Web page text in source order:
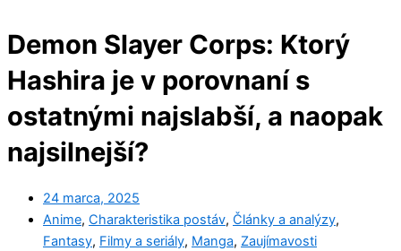
Demon Slayer Corps: Ktorý
Hashira je v porovnaní s
ostatnými najslabší, a naopak
najsilnejší?
24 marca, 2025
Anime, Charakteristika postáv, Články a analýzy,
Fantasy, Filmy a seriály, Manga, Zaujímavosti